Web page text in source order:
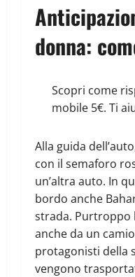
donna:
Scopri come
mobile 5€. Ti
Alla guida
con il semaforo
un’altra auto. In
bordo anche
strada. Purtroppo
anche da un
protagonisti della
vengono